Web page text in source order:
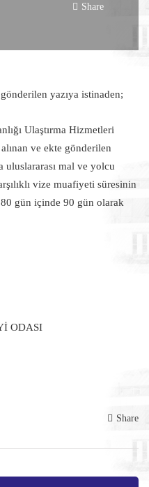
Share
yazıya istinaden;
Ulaştırma Hizmetleri
ve ekte gönderilen
uluslararası mal ve yolcu
vize muafiyeti süresinin
gün içinde 90 gün olarak
ODASI
Share